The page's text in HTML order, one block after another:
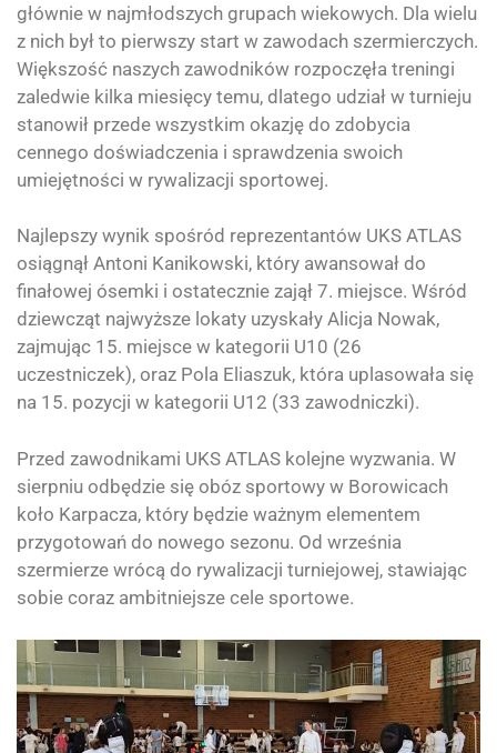
głównie w najmłodszych grupach wiekowych. Dla wielu
z nich był to pierwszy start w zawodach szermierczych.
Większość naszych zawodników rozpoczęła treningi
zaledwie kilka miesięcy temu, dlatego udział w turnieju
stanowił przede wszystkim okazję do zdobycia
cennego doświadczenia i sprawdzenia swoich
umiejętności w rywalizacji sportowej.
Najlepszy wynik spośród reprezentantów UKS ATLAS
osiągnął Antoni Kanikowski, który awansował do
finałowej ósemki i ostatecznie zajął 7. miejsce. Wśród
dziewcząt najwyższe lokaty uzyskały Alicja Nowak,
zajmując 15. miejsce w kategorii U10 (26
uczestniczek), oraz Pola Eliaszuk, która uplasowała się
na 15. pozycji w kategorii U12 (33 zawodniczki).
Przed zawodnikami UKS ATLAS kolejne wyzwania. W
sierpniu odbędzie się obóz sportowy w Borowicach
koło Karpacza, który będzie ważnym elementem
przygotowań do nowego sezonu. Od września
szermierze wrócą do rywalizacji turniejowej, stawiając
sobie coraz ambitniejsze cele sportowe.